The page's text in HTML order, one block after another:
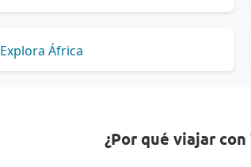
Explora África
¿Por qué viajar